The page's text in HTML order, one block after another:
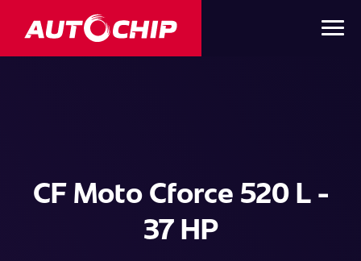
CF Moto Cforce 520 L -
37 HP